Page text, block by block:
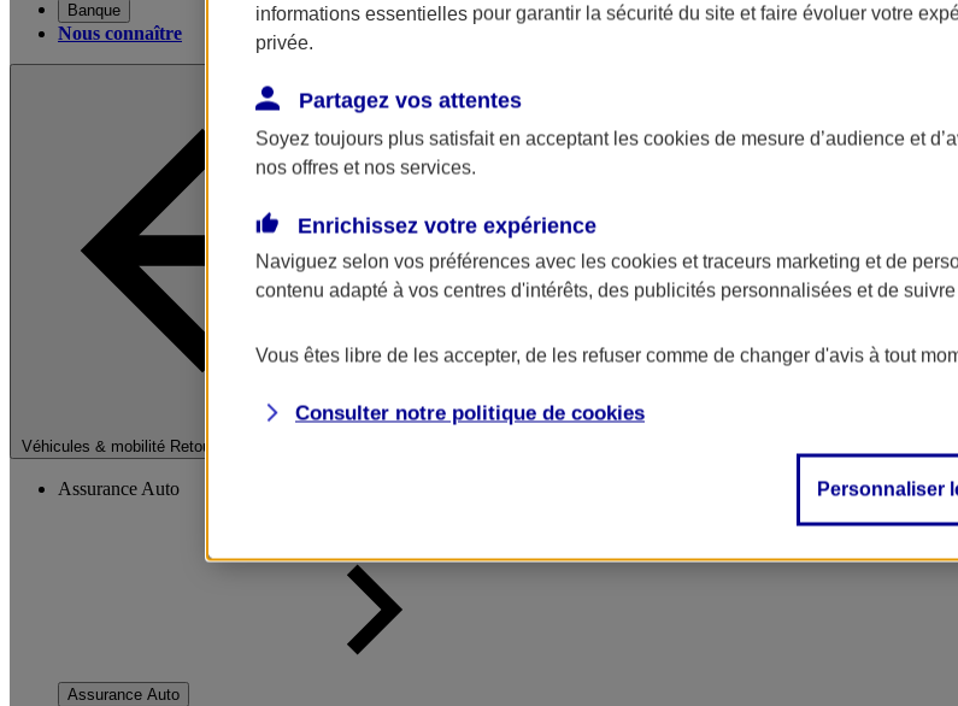
Banque
Nous connaître
Véhicules & mobilité Retour à la section précédente
Fermer le menu principal
Assurance Auto
Assurance Auto
informations essentielles pour garantir la sécurité du site et faire évoluer votre
privée.
Partagez vos attentes
Soyez toujours plus satisfait en acceptant les cookies de mesure d’audience et
nos offres et nos services.
Enrichissez votre expérience
Naviguez selon vos préférences avec les cookies et traceurs marketing et de
contenu adapté à vos centres d'intérêts, des publicités personnalisées et de
Vous êtes libre de les accepter, de les refuser comme de changer d'avis à tout
Consulter notre politique de cookies
Personnaliser